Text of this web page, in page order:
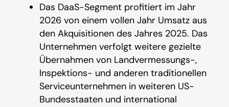
Das DaaS-Segment profitiert im Jahr
2026 von einem vollen Jahr Umsatz aus
den Akquisitionen des Jahres 2025. Das
Unternehmen verfolgt weitere gezielte
Übernahmen von Landvermessungs-,
Inspektions- und anderen traditionellen
Serviceunternehmen in weiteren US-
Bundesstaaten und international